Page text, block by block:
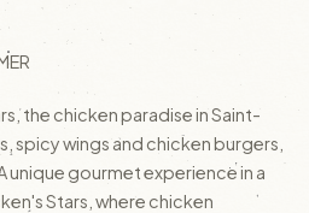
the chicken paradise in Saint-
spicy wings and chicken burgers,
unique gourmet experience in a
Stars, where chicken